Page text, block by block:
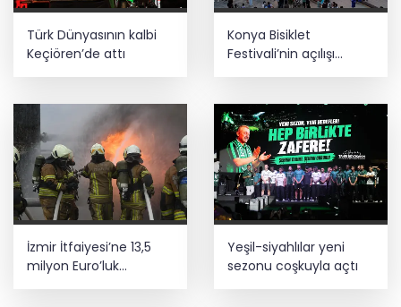
Türk Dünyasının kalbi
Keçiören’de attı
Konya Bisiklet
Festivali’nin açılışı
coşkuyla gerçekleşti
İzmir İtfaiyesi’ne 13,5
milyon Euro’luk
Yeşil-siyahlılar yeni
sezonu coşkuyla açtı